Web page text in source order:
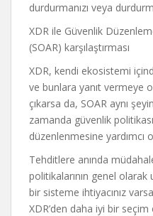
durdurmanızı veya
XDR ile Güvenlik
(SOAR) karşılaştırması
XDR, kendi ekosistemi
ve bunlara yanıt vermeye
çıkarsa da, SOAR aynı
zamanda güvenlik
düzenlenmesine yardımcı
Tehditlere anında
politikalarının genel olarak
bir sisteme ihtiyacınız
XDR’den daha iyi bir